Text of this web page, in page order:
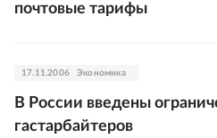
почтовые тарифы
17.11.2006 Экономика
В России введены
гастарбайтеров